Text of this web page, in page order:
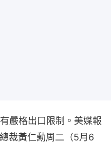
嚴格出口限制。美媒報
裁黃仁勳周二（5月6